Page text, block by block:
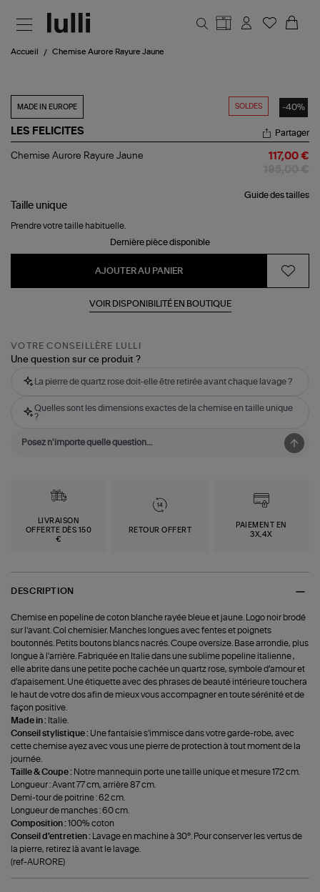
Accueil Chemise Aurore Rayure Jaune
SOLDES -40%
MADE IN EUROPE
LES FELICITES
Chemise
Partager
Chemise Aurore Rayure Jaune 117,00 €
Guide des tailles
Taille unique
Prendre votre taille habituelle.
Dernière pièce disponible
AJOUTER AU PANIER
VOIR DISPONIBILITÉ EN BOUTIQUE
VOTRE CONSEILLÈRE LULLI
Une question sur ce produit ?
La pierre de quartz rose doit-elle être retirée avant chaque lavage ?
Quelles sont les dimensions exactes de la chemise en taille unique
?
LIVRAISON
OFFERTE DÈS 150
€
RETOUR OFFERT
PAIEMENT EN
3X,4X
DESCRIPTION
Chemise en popeline de coton blanche rayée bleue et jaune. Logo noir brodé
sur l'avant. Col chemisier. Manches longues avec fentes et poignets
boutonnés. Petits boutons blancs nacrés. Coupe oversize. Base arrondie, plus
longue à l'arrière. Fabriquée en Italie dans une sublime popeline italienne ,
elle abrite dans une petite poche cachée un quartz rose, symbole d’amour et
d’apaisement. Une étiquette avec des phrases de beauté intérieure touchera
le haut de votre dos afin de mieux vous accompagner en toute sérénité et de
façon positive.
Made in : Italie.
Conseil stylistique : Une fantaisie s'immisce dans votre garde-robe, avec
cette chemise ayez avec vous une pierre de protection à tout moment de la
journée.
Taille & Coupe : Notre mannequin porte une taille unique et mesure 172 cm.
Longueur : Avant 77 cm, arrière 87 cm.
Demi-tour de poitrine : 62 cm.
Longueur de manches : 60 cm.
Composition :100% coton
Conseil d'entretien :
Lavage en machine à 30°. Pour conserver les vertus de
la pierre, retirez là avant le lavage.
(ref-AURORE)